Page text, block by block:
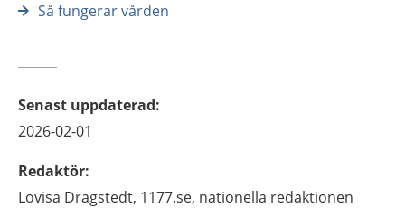
Så fungerar vården
Senast uppdaterad:
2026-02-01
Redaktör:
Lovisa Dragstedt, 1177.se, nationella redaktionen